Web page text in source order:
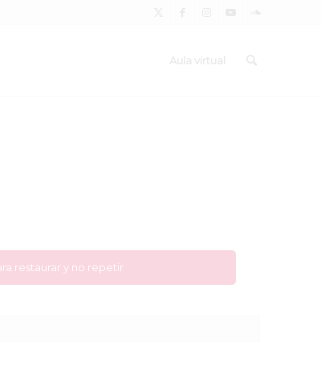
restaurar y no repetir